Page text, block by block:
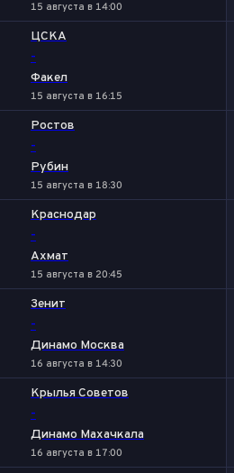
15 августа в 14:00
ЦСКА
-
Факел
15 августа в 16:15
Ростов
-
Рубин
15 августа в 18:30
Краснодар
-
Ахмат
15 августа в 20:45
Зенит
-
Динамо Москва
16 августа в 14:30
Крылья Советов
-
Динамо Махачкала
16 августа в 17:00